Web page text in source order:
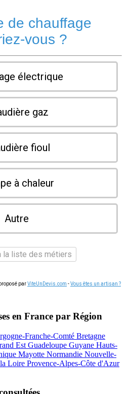
de chauffage
vous ?
électrique
gaz
fioul
à chaleur
Autre
la liste des métiers
parViteUnDevis.com -Vous êtes un artisan ?
en France par Région
Franche-Comté Bretagne
Est Guadeloupe Guyane Hauts-
Mayotte Normandie Nouvelle-
Loire Provence-Alpes-Côte d'Azur